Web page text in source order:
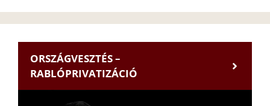
ORSZÁGVESZTÉS –
RABLÓPRIVATIZÁCIÓ